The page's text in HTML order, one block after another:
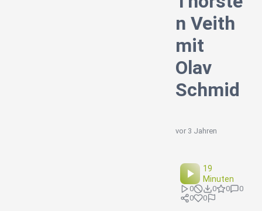
n Veith
mit
Olav
Schmid
vor 3 Jahren
19
Minuten
0 0 0
0
0
0